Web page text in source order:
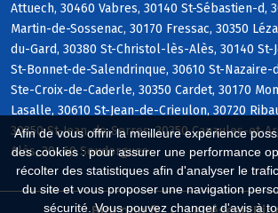
Afin de vous offrir la meilleure expérience
des cookies : pour assurer une performance
récolter des statistiques afin d'analyser le
du site et vous proposer une navigation
sécurité. Vous pouvez changer d'avis à
Attuech, 30460 Vabres, 30140 St-Sébastien-d,
Martin-de-Sossenac, 30170 Fressac, 30350
du-Gard, 30380 St-Christol-lès-Alès, 30140 St-
St-Bonnet-de-Salendrinque, 30610 St-Nazaire-
Ste-Croix-de-Caderle, 30350 Cardet, 30170
Lasalle, 30610 St-Jean-de-Crieulon, 30720
30350 St-Jean-de-Serres, 30350 Canaules-et-
Alès, 30460 Soudorgues